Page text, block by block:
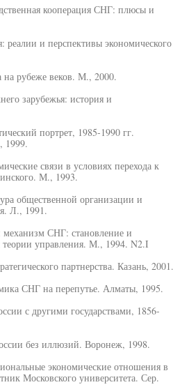
кооперация СНГ: плюсы и
реалии и перспективы экономического
на рубеже веков. М., 2000.
зарубежья: история и
портрет, 1985-1990 гг.
1999.
связи в условиях перехода к
М., 1993.
общественной организации и
Л., 1991.
СНГ: становление и
управления. М., 1994. N2.I
партнерства. Казань, 2001.
СНГ на перепутье. Алматы, 1995.
с другими государствами, 1856-
без иллюзий. Воронеж, 1998.
экономические отношения в
Московского университета. Сер.